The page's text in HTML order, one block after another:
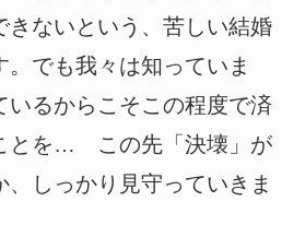
きないという、苦しい結婚
でも我々は知っていま
いるからこそこの程度で済
とを… この先「決壊」が
、しっかり見守っていきま